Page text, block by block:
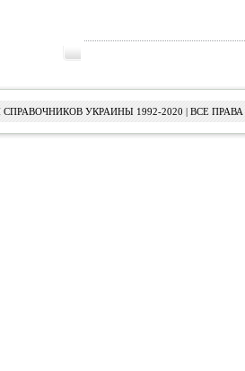
УКРАИНЫ 1992-2020 | ВСЕ